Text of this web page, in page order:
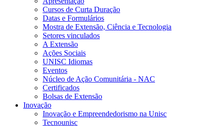
Cursos de Curta Duração
Datas e Formulários
Mostra de Extensão, Ciência e Tecnologia
Setores vinculados
A Extensão
Ações Sociais
UNISC Idiomas
Eventos
Núcleo de Ação Comunitária - NAC
Certificados
Bolsas de Extensão
Inovação
Inovação e Empreendedorismo na Unisc
Tecnounisc